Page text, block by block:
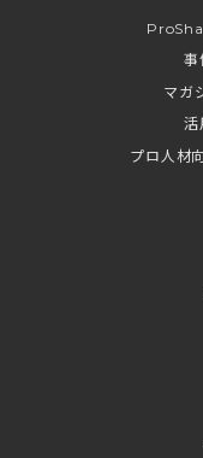
事
マガ
活
プロ人材